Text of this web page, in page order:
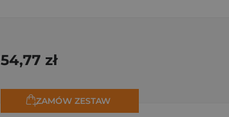
54,77 zł
ZAMÓW ZESTAW